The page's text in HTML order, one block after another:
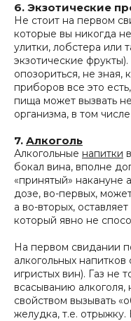
6. Экзотические
Не стоит на первом
которые вы никогда
улитки, лобстера или
экзотические
опозориться, не зная,
приборов все это
пища может вызвать
организма, в том
7. Алкоголь
Алкогольные напитки
бокал вина, вполне
«принятый» накануне
дозе, во-первых,
а во-вторых,
который явно не
На первом свидании
алкогольных
игристых вин). Газ не
всасыванию
свойством вызывать
желудка, т.е.